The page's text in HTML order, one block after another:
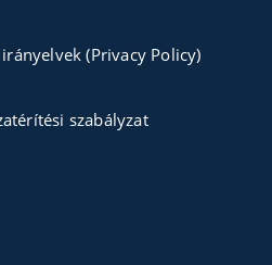
(Privacy Policy)
szabályzat